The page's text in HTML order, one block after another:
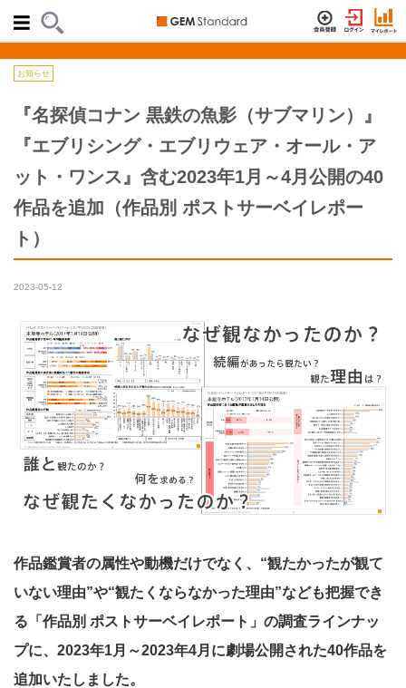
お知らせ
『名探偵コナン 黒鉄の魚影（サブマリン）』
『エブリシング・エブリウェア・オール・ア
ット・ワンス』含む2023年1月～4月公開の40
作品を追加（作品別 ポストサーベイレポー
ト）
2023-05-12
作品鑑賞者の属性や動機だけでなく、“観たかったが観て
いない理由”や“観たくならなかった理由”なども把握でき
る「 作品別 ポストサーベイレポート 」の調査ラインナッ
プに、2023年1月～2023年4月に劇場公開された40作品を
追加いたしました。